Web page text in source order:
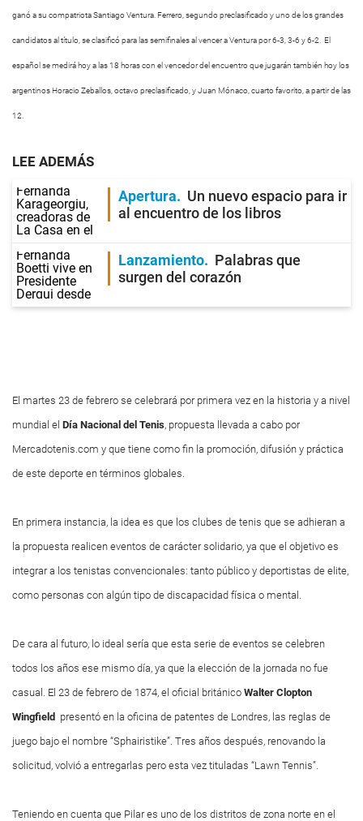
ganó a su compatriota Santiago Ventura. Ferrero, segundo preclasificado y uno de los grandes
candidatos al título, se clasificó para las semifinales al vencer a Ventura por 6-3, 3-6 y 6-2. El
español se medirá hoy a las 18 horas con el vencedor del encuentro que jugarán también hoy los
argentinos Horacio Zeballos, octavo preclasificado, y Juan Mónaco, cuarto favorito, a partir de las
12.
LEE ADEMÁS
Apertura
Un nuevo espacio para ir
al encuentro de los libros
Lanzamiento
Palabras que
surgen del corazón
El martes 23 de febrero se celebrará por primera vez en la historia y a nivel
mundial el Día Nacional del Tenis, propuesta llevada a cabo por
Mercadotenis.com y que tiene como fin la promoción, difusión y práctica
de este deporte en términos globales.
En primera instancia, la idea es que los clubes de tenis que se adhieran a
la propuesta realicen eventos de carácter solidario, ya que el objetivo es
integrar a los tenistas convencionales: tanto público y deportistas de elite,
como personas con algún tipo de discapacidad física o mental.
De cara al futuro, lo ideal sería que esta serie de eventos se celebren
todos los años ese mismo día, ya que la elección de la jornada no fue
casual. El 23 de febrero de 1874, el oficial británico Walter Clopton
Wingfield presentó en la oficina de patentes de Londres, las reglas de
juego bajo el nombre “Sphairistike”. Tres años después, renovando la
solicitud, volvió a entregarlas pero esta vez tituladas “Lawn Tennis”.
Teniendo en cuenta que Pilar es uno de los distritos de zona norte en el